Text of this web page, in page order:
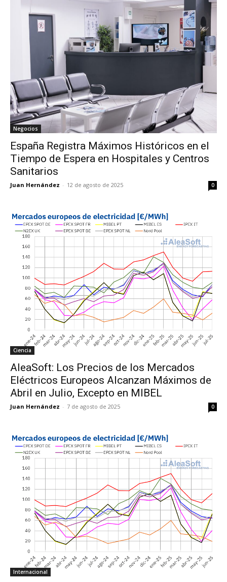
Negocios
España Registra Máximos Históricos en el
Tiempo de Espera en Hospitales y Centros
Sanitarios
Juan Hernández - 12 de agosto de 2025 0
Ciencia
AleaSoft: Los Precios de los Mercados
Eléctricos Europeos Alcanzan Máximos de
Abril en Julio, Excepto en MIBEL
Juan Hernández - 7 de agosto de 2025 0
Internacional